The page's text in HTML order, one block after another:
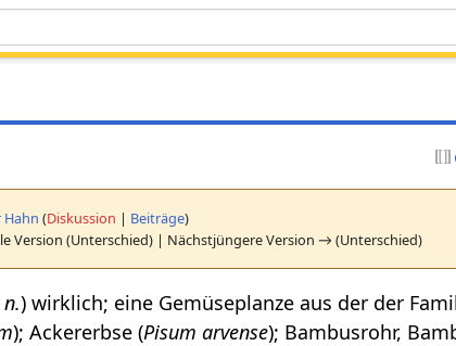
Hahn (Diskussion | Beiträge)
Version (Unterschied) | Nächstjüngere Version → (Unterschied)
n.) wirklich; eine Gemüseplanze aus der der
); Ackererbse (Pisum arvense); Bambusrohr,